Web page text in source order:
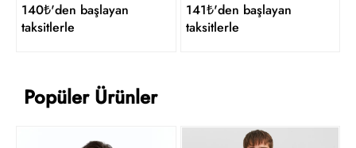
140₺'den başlayan
taksitlerle
141₺'den başlayan
taksitlerle
Popüler Ürünler